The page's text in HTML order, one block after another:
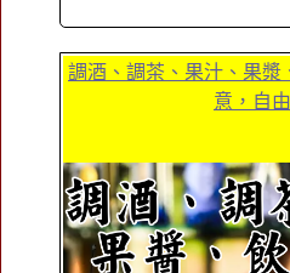
調酒、調茶、果汁、果漿
意，自